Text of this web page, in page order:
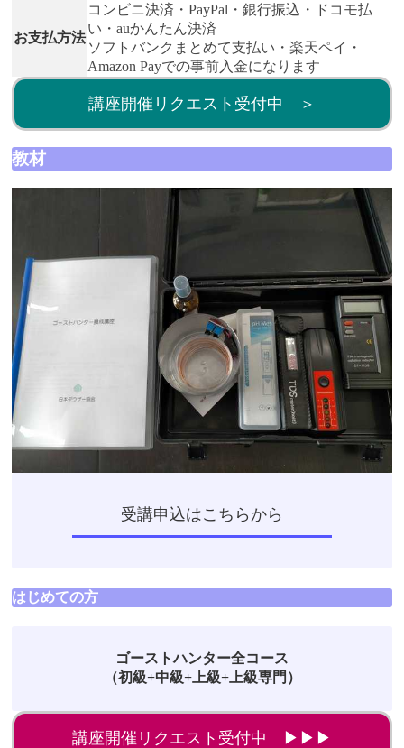
お支払方法
コンビニ決済・PayPal・銀行振込・ドコモ払
い・auかんたん決済
ソフトバンクまとめて支払い・楽天ペイ・
Amazon Payでの事前入金になります
講座開催リクエスト受付中 ＞
教材
受講申込はこちらから
はじめての方
ゴーストハンター全コース
（初級+中級+上級+上級専門）
講座開催リクエスト受付中 ▶▶▶